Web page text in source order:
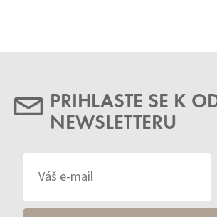
PŘIHLASTE SE K
NEWSLETTERU